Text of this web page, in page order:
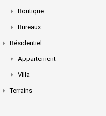
Boutique
Bureaux
Résidentiel
Appartement
Villa
Terrains